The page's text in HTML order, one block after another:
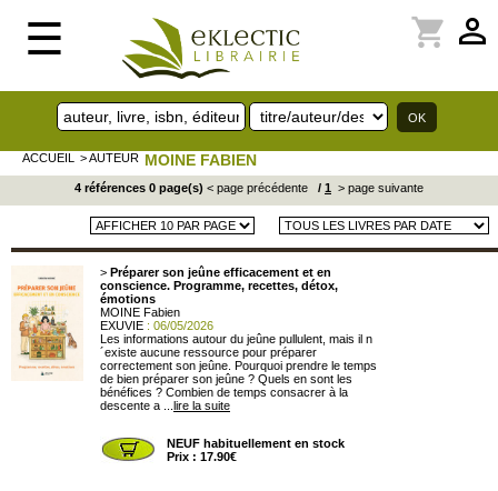
☰ perm_identity
shopping_cart
ACCUEIL > AUTEUR MOINE FABIEN
4 références 0 page(s) < page précédente / 1 > page suivante
> Préparer son jeûne efficacement et en
conscience. Programme, recettes, détox,
émotions
MOINE Fabien
EXUVIE : 06/05/2026
Les informations autour du jeûne pullulent, mais il n
´existe aucune ressource pour préparer
correctement son jeûne. Pourquoi prendre le temps
de bien préparer son jeûne ? Quels en sont les
bénéfices ? Combien de temps consacrer à la
descente a ... lire la suite
NEUF habituellement en stock
Prix : 17.90€